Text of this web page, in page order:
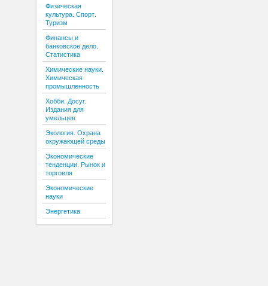
Физическая
культура. Спорт.
Туризм
Финансы и
банковское дело.
Статистика
Химические науки.
Химическая
промышленность
Хобби. Досуг.
Издания для
умельцев
Экология. Охрана
окружающей среды
Экономические
тенденции. Рынок и
торговля
Экономические
науки
Энергетика